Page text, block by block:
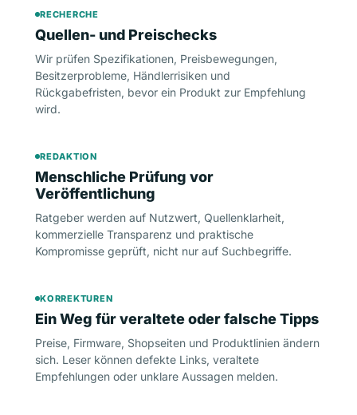
RECHERCHE
Quellen- und Preischecks
Wir prüfen Spezifikationen, Preisbewegungen,
Besitzerprobleme, Händlerrisiken und
Rückgabefristen, bevor ein Produkt zur Empfehlung
wird.
REDAKTION
Menschliche Prüfung vor
Veröffentlichung
Ratgeber werden auf Nutzwert, Quellenklarheit,
kommerzielle Transparenz und praktische
Kompromisse geprüft, nicht nur auf Suchbegriffe.
KORREKTUREN
Ein Weg für veraltete oder falsche Tipps
Preise, Firmware, Shopseiten und Produktlinien ändern
sich. Leser können defekte Links, veraltete
Empfehlungen oder unklare Aussagen melden.